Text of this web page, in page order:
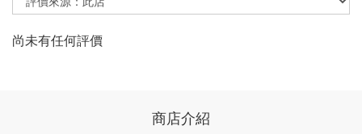
尚未有任何評價
商店介紹